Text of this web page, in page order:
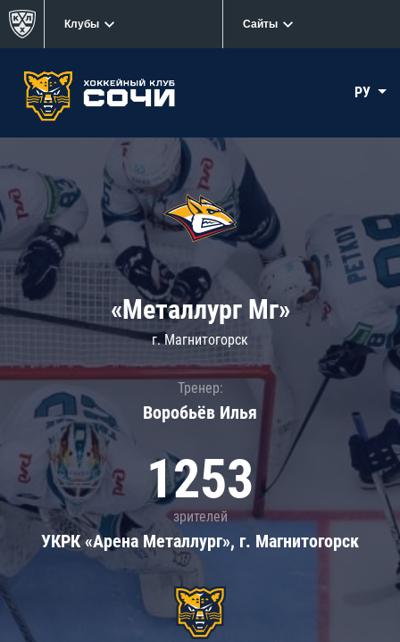
Клубы Сайты
РУ
«Металлург Мг»
г. Магнитогорск
Тренер:
Воробьёв Илья
1253
зрителей
УКРК «Арена Металлург», г. Магнитогорск